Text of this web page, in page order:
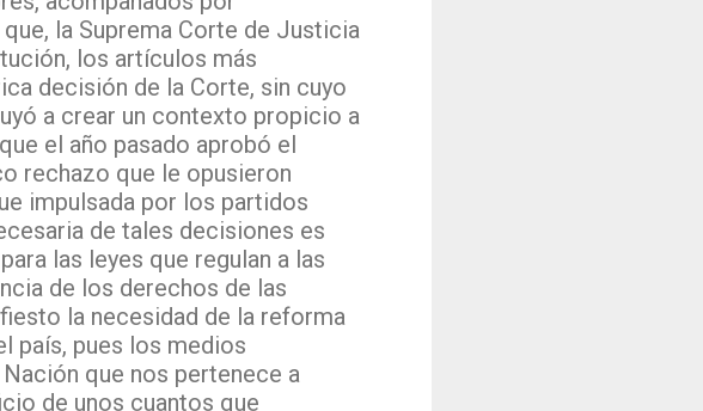
la Suprema Corte de Justicia
los artículos más
decisión de la Corte, sin cuyo
a crear un contexto propicio a
el año pasado aprobó el
rechazo que le opusieron
impulsada por los partidos
de tales decisiones es
las leyes que regulan a las
de los derechos de las
la necesidad de la reforma
país, pues los medios
que nos pertenece a
de unos cuantos que